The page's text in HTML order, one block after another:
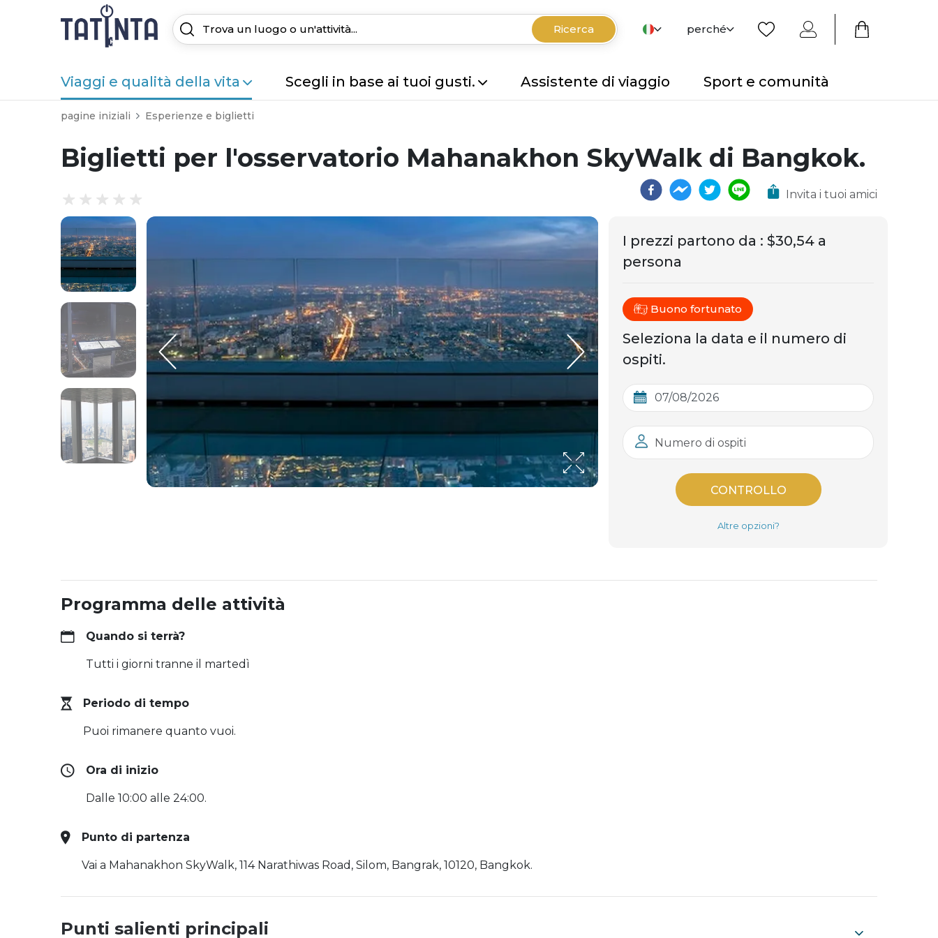
Ricerca perché
Viaggi e qualità della vita Scegli in base ai tuoi gusti. Assistente di viaggio Sport e comunità
pagine iniziali Esperienze e biglietti
Biglietti per l'osservatorio Mahanakhon SkyWalk di Bangkok.
Invita i tuoi amici
I prezzi partono da : $30,54 a
persona
Buono fortunato
Seleziona la data e il numero di
ospiti.
Numero di ospiti
CONTROLLO
Altre opzioni?
Programma delle attività
Quando si terrà?
Tutti i giorni tranne il martedì
Periodo di tempo
Puoi rimanere quanto vuoi.
Ora di inizio
Dalle 10:00 alle 24:00.
Punto di partenza
Vai a Mahanakhon SkyWalk, 114 Narathiwas Road, Silom, Bangrak, 10120, Bangkok.
Punti salienti principali